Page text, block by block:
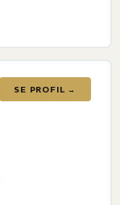
SE PROFIL →